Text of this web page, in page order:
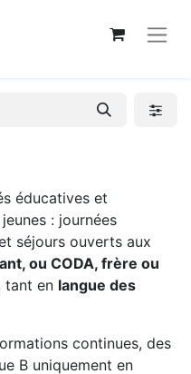
éducatives et
: journées
séjours ouverts aux
ou CODA, frère ou
tant en langue des
continues, des
B uniquement en